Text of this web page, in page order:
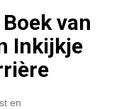
van
Inkijkje
en